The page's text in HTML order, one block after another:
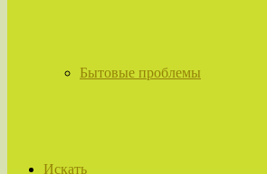
Бытовые проблемы
Искать